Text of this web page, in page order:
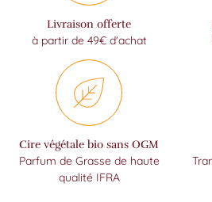
Livraison offerte
à partir de 49€ d'achat
Cire végétale bio sans OGM
Parfum de Grasse de haute
qualité IFRA